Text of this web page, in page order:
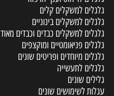
גלגלים למשקלים קלים
גלגלים למשקלים בינוניים
גלגלים למשקלים כבדים וכבדים מאוד
גלגלים פניאומטיים ומוקצפים
גלגלים מיוחדים ופריטים שונים
גלגלים לתעשייה
גלילים שונים
עגלות לשימושים שונים